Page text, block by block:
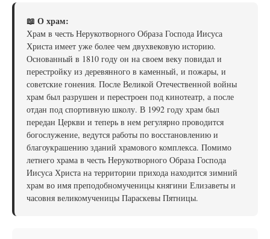
📖 О храм:
Храм в честь Нерукотворного Образа Господа Иисуса
Христа имеет уже более чем двухвековую историю.
Основанный в 1810 году он на своем веку повидал и
перестройку из деревянного в каменный, и пожары, и
советские гонения. После Великой Отечественной войны
храм был разрушен и перестроен под кинотеатр, а после
отдан под спортивную школу. В 1992 году храм был
передан Церкви и теперь в нем регулярно проводится
богослужение, ведутся работы по восстановлению и
благоукрашению зданий храмового комплекса. Помимо
летнего храма в честь Нерукотворного Образа Господа
Иисуса Христа на территории прихода находится зимний
храм во имя преподобномученицы княгини Елизаветы и
часовня великомученицы Параскевы Пятницы.